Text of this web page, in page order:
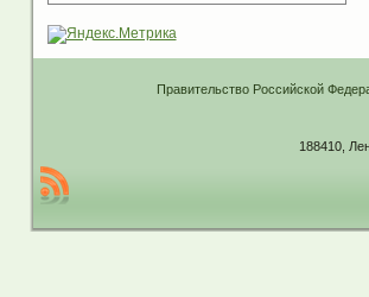
Правительство Российской
188410,